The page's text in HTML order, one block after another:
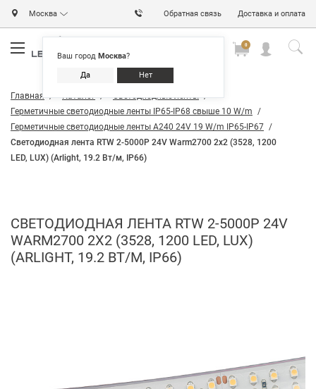
Москва
Ваш город Москва?
Да Нет
Обратная связь Доставка и оплата
0
Главная Каталог
Светодиодные ленты
Герметичные светодиодные ленты IP65-IP68 свыше 10 W/m
Герметичные светодиодные ленты A240 24V 19 W/m IP65-IP67
Светодиодная лента RTW 2-5000P 24V Warm2700 2x2 (3528, 1200
LED, LUX) (Arlight, 19.2 Вт/м, IP66)
СВЕТОДИОДНАЯ ЛЕНТА RTW 2-5000P 24V
WARM2700 2X2 (3528, 1200 LED, LUX)
(ARLIGHT, 19.2 ВТ/М, IP66)